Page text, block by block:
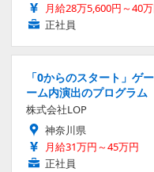
月給28万5,600円～40
正社員
「0からのスタート」ゲ
ーム内演出のプログラム
株式会社LOP
神奈川県
月給31万円～45万円
正社員